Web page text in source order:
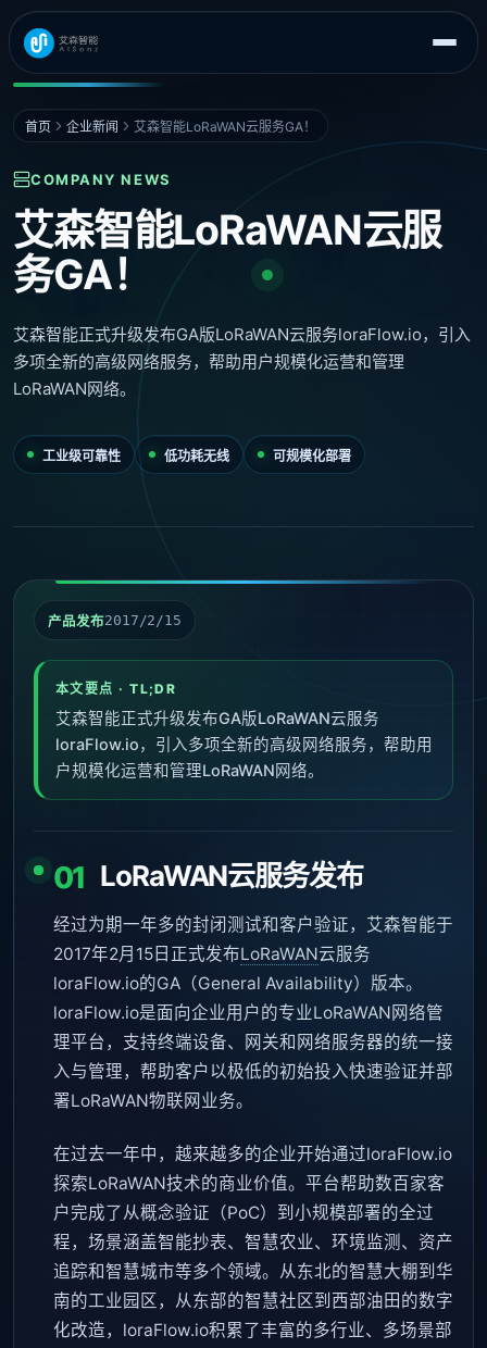
首页 企业新闻 艾森智能LoRaWAN云服务GA！
COMPANY NEWS
艾森智能LoRaWAN云服
务GA！
艾森智能正式升级发布GA版LoRaWAN云服务loraFlow.io，引入
多项全新的高级网络服务，帮助用户规模化运营和管理
LoRaWAN网络。
工业级可靠性 低功耗无线 可规模化部署
产品发布2017/2/15
本文要点 · TL;DR
艾森智能正式升级发布GA版LoRaWAN云服务
loraFlow.io，引入多项全新的高级网络服务，帮助用
户规模化运营和管理LoRaWAN网络。
01 LoRaWAN云服务发布
经过为期一年多的封闭测试和客户验证，艾森智能于
2017年2月15日正式发布LoRaWAN云服务
loraFlow.io的GA（General Availability）版本。
loraFlow.io是面向企业用户的专业LoRaWAN网络管
理平台，支持终端设备、网关和网络服务器的统一接
入与管理，帮助客户以极低的初始投入快速验证并部
署LoRaWAN物联网业务。
在过去一年中，越来越多的企业开始通过loraFlow.io
探索LoRaWAN技术的商业价值。平台帮助数百家客
户完成了从概念验证（PoC）到小规模部署的全过
程，场景涵盖智能抄表、智慧农业、环境监测、资产
追踪和智慧城市等多个领域。从东北的智慧大棚到华
南的工业园区，从东部的智慧社区到西部油田的数字
化改造，loraFlow.io积累了丰富的多行业、多场景部